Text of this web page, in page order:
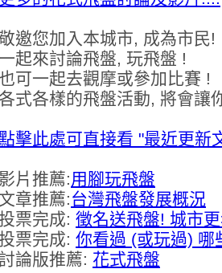
敬邀您加入本城市, 成為市民!
一起來討論飛盤, 玩飛盤 !
可一起去觀摩或參加比賽 !
式各樣的飛盤活動, 將會讓
點擊此處可直接看 "最近更新
影片推薦:用腳玩飛盤
文章推薦:台灣飛盤發展概況
投票完成: 徵名送飛盤! 城市
投票完成: 你看過 (或玩過) 哪
討論版推薦: 花式飛盤